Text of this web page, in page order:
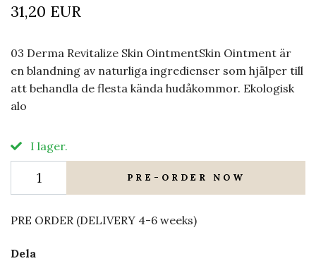
31,20 EUR
03 Derma Revitalize Skin OintmentSkin Ointment är
en blandning av naturliga ingredienser som hjälper till
att behandla de flesta kända hudåkommor. Ekologisk
alo
I lager.
PRE-ORDER NOW
PRE ORDER (DELIVERY 4-6 weeks)
Dela